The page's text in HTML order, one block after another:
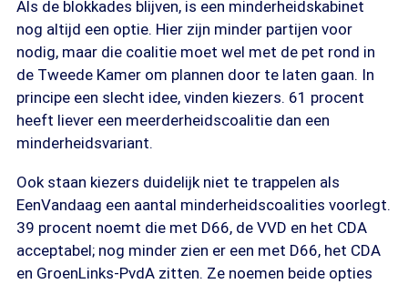
Als de blokkades blijven, is een minderheidskabinet
nog altijd een optie. Hier zijn minder partijen voor
nodig, maar die coalitie moet wel met de pet rond in
de Tweede Kamer om plannen door te laten gaan. In
principe een slecht idee, vinden kiezers. 61 procent
heeft liever een meerderheidscoalitie dan een
minderheidsvariant.
Ook staan kiezers duidelijk niet te trappelen als
EenVandaag een aantal minderheidscoalities voorlegt.
39 procent noemt die met D66, de VVD en het CDA
acceptabel; nog minder zien er een met D66, het CDA
en GroenLinks-PvdA zitten. Ze noemen beide opties